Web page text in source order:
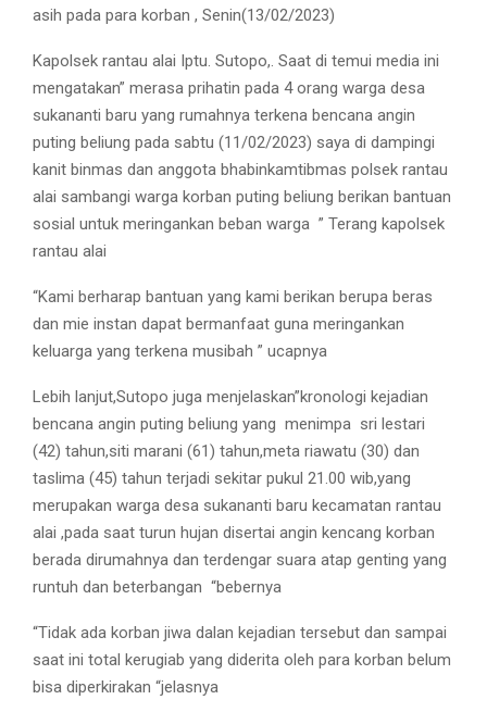
asih pada para korban , Senin(13/02/2023)
Kapolsek rantau alai Iptu. Sutopo,. Saat di temui media ini
mengatakan” merasa prihatin pada 4 orang warga desa
sukananti baru yang rumahnya terkena bencana angin
puting beliung pada sabtu (11/02/2023) saya di dampingi
kanit binmas dan anggota bhabinkamtibmas polsek rantau
alai sambangi warga korban puting beliung berikan bantuan
sosial untuk meringankan beban warga ” Terang kapolsek
rantau alai
“Kami berharap bantuan yang kami berikan berupa beras
dan mie instan dapat bermanfaat guna meringankan
keluarga yang terkena musibah ” ucapnya
Lebih lanjut,Sutopo juga menjelaskan”kronologi kejadian
bencana angin puting beliung yang menimpa sri lestari
(42) tahun,siti marani (61) tahun,meta riawatu (30) dan
taslima (45) tahun terjadi sekitar pukul 21.00 wib,yang
merupakan warga desa sukananti baru kecamatan rantau
alai ,pada saat turun hujan disertai angin kencang korban
berada dirumahnya dan terdengar suara atap genting yang
runtuh dan beterbangan “bebernya
“Tidak ada korban jiwa dalan kejadian tersebut dan sampai
saat ini total kerugiab yang diderita oleh para korban belum
bisa diperkirakan “jelasnya